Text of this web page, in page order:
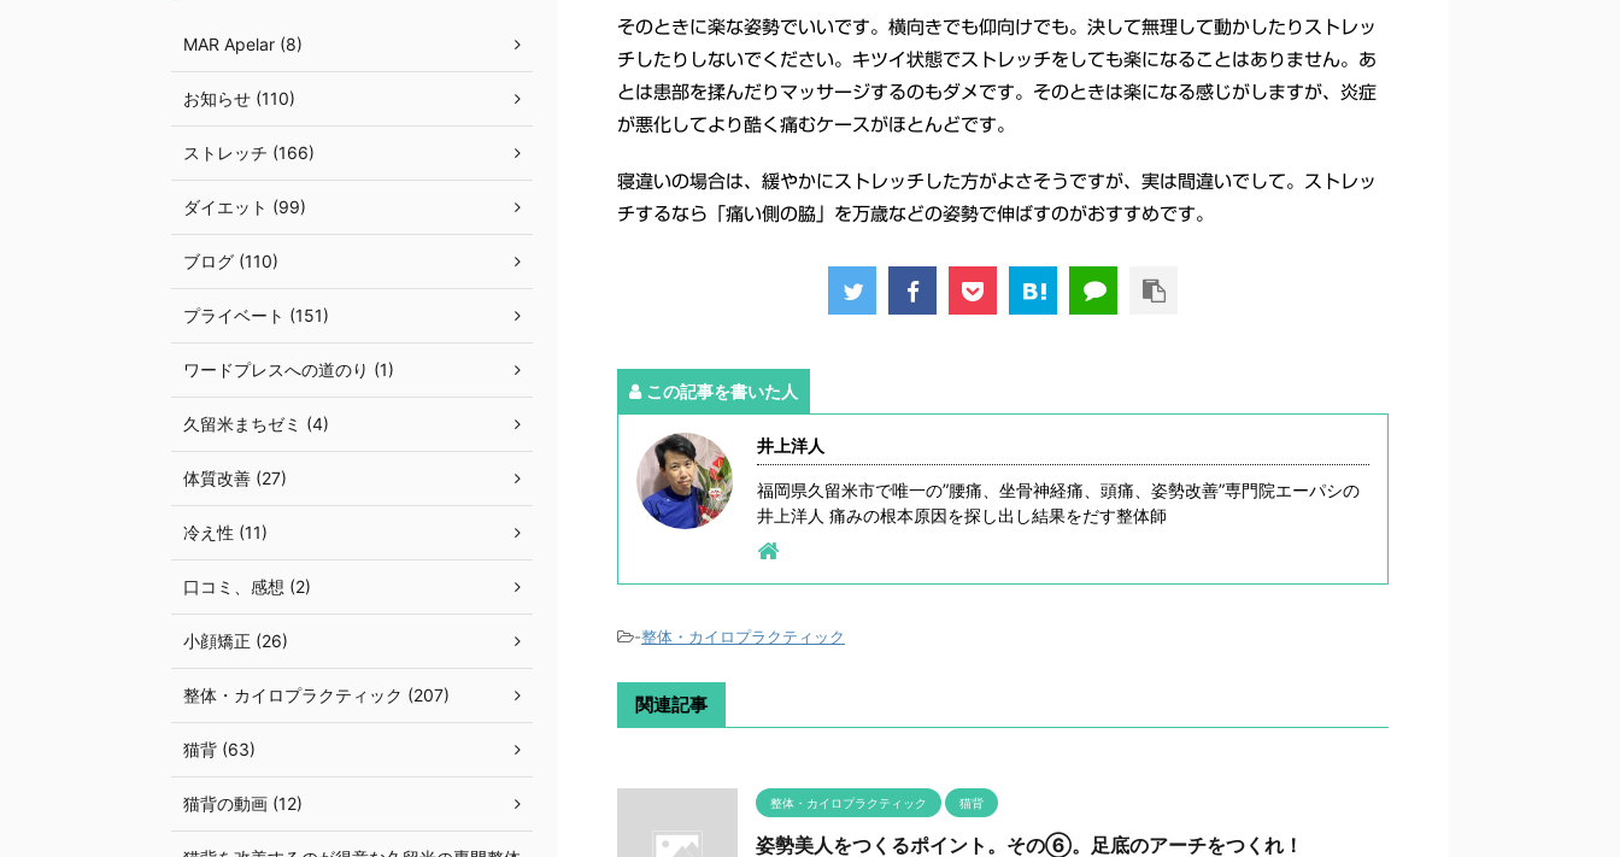
そのときに楽な姿勢でいいです。横向きでも仰向けでも。決して無理して動かしたりストレッ
チしたりしないでください。キツイ状態でストレッチをしても楽になることはありません。あ
とは患部を揉んだりマッサージするのもダメです。そのときは楽になる感じがしますが、炎症
が悪化してより酷く痛むケースがほとんどです。
寝違いの場合は、緩やかにストレッチした方がよさそうですが、実は間違いでして。ストレッ
チするなら「痛い側の脇」を万歳などの姿勢で伸ばすのがおすすめです。
この記事を書いた人
井上洋人
福岡県久留米市で唯一の”腰痛、坐骨神経痛、頭痛、姿勢改善”専門院エーパシの
井上洋人 痛みの根本原因を探し出し結果をだす整体師
-整体・カイロプラクティック
関連記事
整体・カイロプラクティック 猫背
姿勢美人をつくるポイント。その⑥。足底のアーチをつくれ！
MAR Apelar (8)
お知らせ (110)
ストレッチ (166)
ダイエット (99)
ブログ (110)
プライベート (151)
ワードプレスへの道のり (1)
久留米まちゼミ (4)
体質改善 (27)
冷え性 (11)
口コミ、感想 (2)
小顔矯正 (26)
整体・カイロプラクティック (207)
猫背 (63)
猫背の動画 (12)